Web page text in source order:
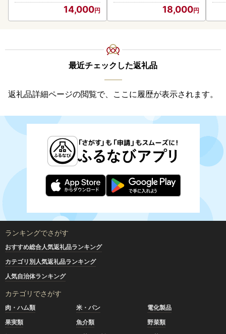
14,000 18,000
最近チェックした返礼品
返礼品詳細ページの閲覧で、ここに履歴が表示されます。
ランキングでさがす
おすすめ総合人気返礼品ランキング
カテゴリ別人気返礼品ランキング
人気自治体ランキング
カテゴリでさがす
肉・ハム類 米・パン
電化製品
果実類
魚介類
野菜類